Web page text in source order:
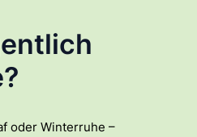
oder Winterruhe –